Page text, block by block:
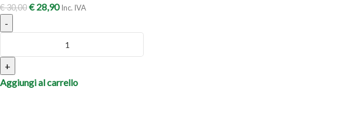
€30,00€ 28,90 Inc. IVA
-
+
Aggiungi al carrello